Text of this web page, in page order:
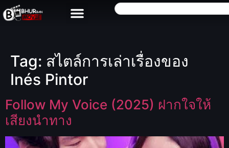
Tag: สไตล์การเล่าเรื่องของ
Inés Pintor
Follow My Voice (2025) ฝากใจให้
เสียงนำทาง